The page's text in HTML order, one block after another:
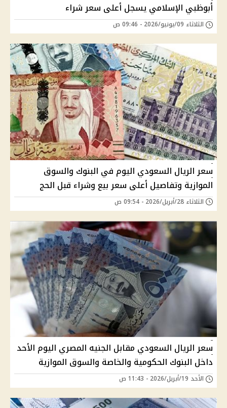
أبوظبي الإسلامي يسجل أعلى سعر شراء
الثلاثاء 09/يونيو/2026 - 09:46 ص
سعر الريال السعودي اليوم في البنوك والسوق
الموازية وتفاصيل أعلى سعر بيع وشراء قبل الحج
الثلاثاء 28/أبريل/2026 - 09:54 ص
سعر الريال السعودي مقابل الجنيه المصري اليوم الأحد
داخل البنوك الحكومية والخاصة والسوق الموازية
الأحد 19/أبريل/2026 - 11:43 ص